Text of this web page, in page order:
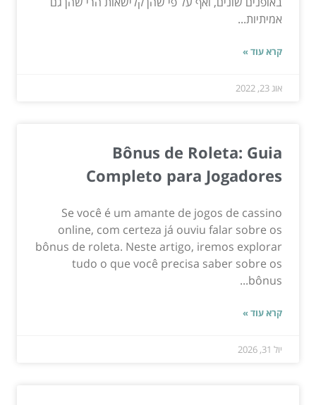
אמיתיות...
קרא עוד »
אוג 23, 2022
Bônus de Roleta: Guia
Completo para Jogadores
Se você é um amante de jogos de cassino
online, com certeza já ouviu falar sobre os
bônus de roleta. Neste artigo, iremos explorar
tudo o que você precisa saber sobre os
bônus...
קרא עוד »
יול 31, 2026